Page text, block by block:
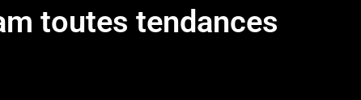
toutes tendances